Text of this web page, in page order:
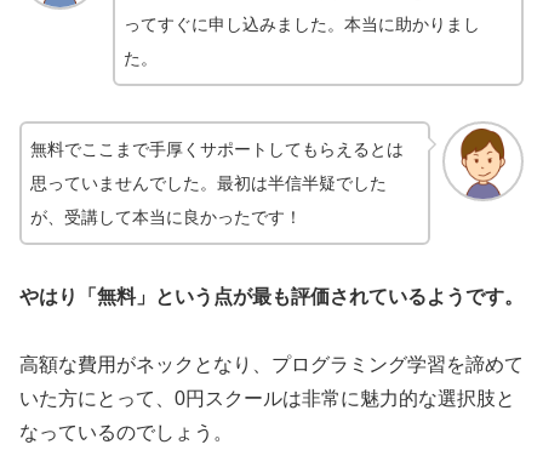
ってすぐに申し込みました。本当に助かりまし
た。
無料でここまで手厚くサポートしてもらえるとは
思っていませんでした。最初は半信半疑でした
が、受講して本当に良かったです！
やはり「無料」という点が最も評価されているようです。
高額な費用がネックとなり、プログラミング学習を諦めて
いた方にとって、0円スクールは非常に魅力的な選択肢と
なっているのでしょう。